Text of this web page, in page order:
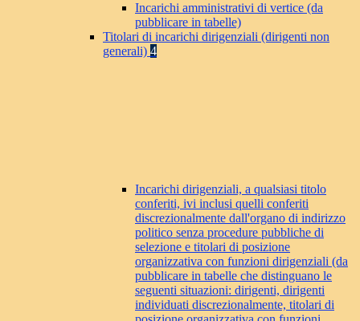
Incarichi amministrativi di vertice (da
pubblicare in tabelle)
Titolari di incarichi dirigenziali (dirigenti non
generali) 4
Incarichi dirigenziali, a qualsiasi titolo
conferiti, ivi inclusi quelli conferiti
discrezionalmente dall'organo di indirizzo
politico senza procedure pubbliche di
selezione e titolari di posizione
organizzativa con funzioni dirigenziali (da
pubblicare in tabelle che distinguano le
seguenti situazioni: dirigenti, dirigenti
individuati discrezionalmente, titolari di